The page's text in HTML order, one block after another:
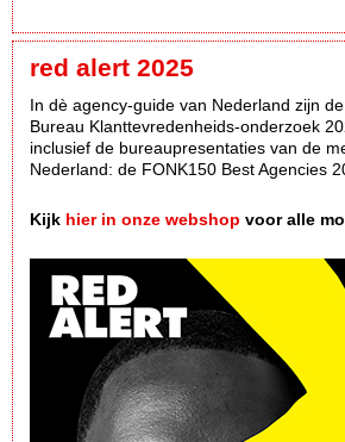
red alert 2025
In dè agency-guide van Nederland zijn
Bureau Klanttevredenheids-onderzoek
inclusief de bureaupresentaties van de
Nederland: de FONK150 Best Agencies
Kijk hier in onze webshop voor alle